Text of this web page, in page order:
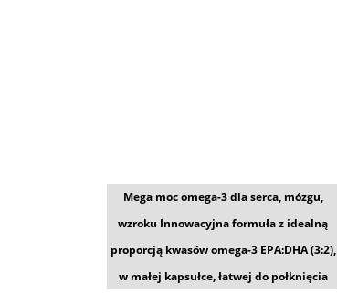
Mega moc omega-3 dla serca, mózgu,
wzroku Innowacyjna formuła z idealną
proporcją kwasów omega-3 EPA:DHA (3:2),
w małej kapsułce, łatwej do połknięcia